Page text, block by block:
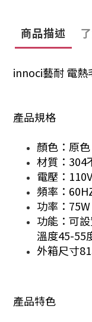
商品描述
innoci藝耐 電熱
產品規格
顏色：原色
材質：304
電壓：110V
頻率：
功率：75W
功能：可
溫度45-55
外箱尺寸
產品特色